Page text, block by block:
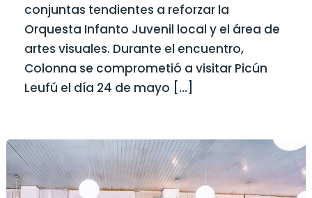
conjuntas tendientes a reforzar la
Orquesta Infanto Juvenil local y el área de
artes visuales. Durante el encuentro,
Colonna se comprometió a visitar Picún
Leufú el día 24 de mayo […]